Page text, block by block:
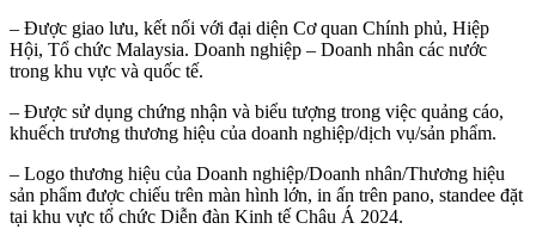
– Được giao lưu, kết nối với đại diện Cơ quan Chính phủ, Hiệp
Hội, Tổ chức Malaysia. Doanh nghiệp – Doanh nhân các nước
trong khu vực và quốc tế.
– Được sử dụng chứng nhận và biểu tượng trong việc quảng cáo,
khuếch trương thương hiệu của doanh nghiệp/dịch vụ/sản phẩm.
– Logo thương hiệu của Doanh nghiệp/Doanh nhân/Thương hiệu
sản phẩm được chiếu trên màn hình lớn, in ấn trên pano, standee đặt
tại khu vực tổ chức Diễn đàn Kinh tế Châu Á 2024.